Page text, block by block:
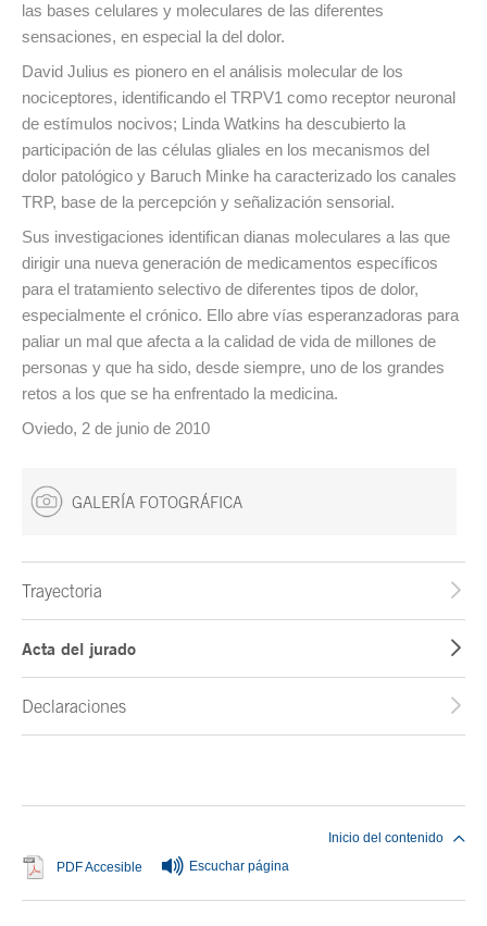
las bases celulares y moleculares de las diferentes
sensaciones, en especial la del dolor.
David Julius es pionero en el análisis molecular de los
nociceptores, identificando el TRPV1 como receptor neuronal
de estímulos nocivos; Linda Watkins ha descubierto la
participación de las células gliales en los mecanismos del
dolor patológico y Baruch Minke ha caracterizado los canales
TRP, base de la percepción y señalización sensorial.
Sus investigaciones identifican dianas moleculares a las que
dirigir una nueva generación de medicamentos específicos
para el tratamiento selectivo de diferentes tipos de dolor,
especialmente el crónico. Ello abre vías esperanzadoras para
paliar un mal que afecta a la calidad de vida de millones de
personas y que ha sido, desde siempre, uno de los grandes
retos a los que se ha enfrentado la medicina.
Oviedo, 2 de junio de 2010
GALERÍA FOTOGRÁFICA
Trayectoria
Acta del jurado
Declaraciones
PDF Accesible Se abre en ventana nueva
Escuchar página
Inicio del contenido